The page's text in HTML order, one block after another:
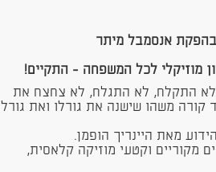
אנסמבל מיתר
התקלח, לא התגלח, לא צחצח את
קורה משהו שישנה את גורלו ואת גורל
מאת היינריך הופמן.
מקוריים וקטעי מוזיקה קלאסית,